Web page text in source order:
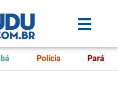
Polícia Pará